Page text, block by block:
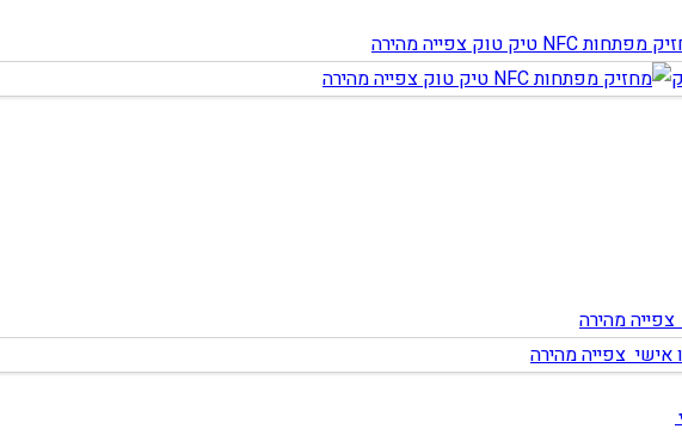
צפייה מהירה
צפייה מהירה
צפייה מהירה
צפייה מהירה